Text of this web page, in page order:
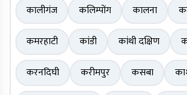
कालीगंज
कलिम्पोंग कालना
कमरहाटी
कांडी कांथी दक्षिण
करनदिघी
करीमपुर कसबा